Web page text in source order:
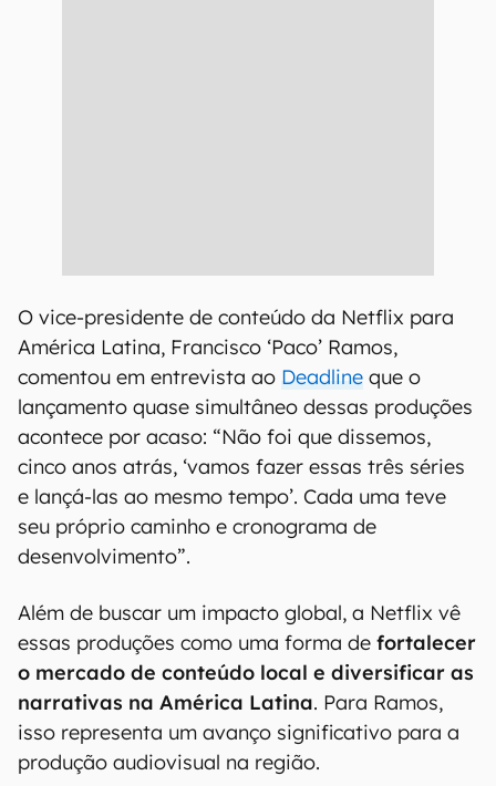
O vice-presidente de conteúdo da Netflix para
América Latina, Francisco ‘Paco’ Ramos,
comentou em entrevista ao Deadline que o
lançamento quase simultâneo dessas produções
acontece por acaso: “Não foi que dissemos,
cinco anos atrás, ‘vamos fazer essas três séries
e lançá-las ao mesmo tempo’. Cada uma teve
seu próprio caminho e cronograma de
desenvolvimento”.
Além de buscar um impacto global, a Netflix vê
essas produções como uma forma de fortalecer
o mercado de conteúdo local e diversificar as
narrativas na América Latina. Para Ramos,
isso representa um avanço significativo para a
produção audiovisual na região.